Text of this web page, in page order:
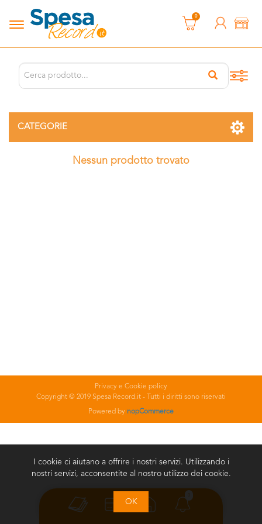
0
CATEGORIE
Nessun prodotto trovato
Privacy e Cookie policy
Copyright © 2019 Spesa Record.it - Tutti i diritti sono riservati
Powered by nopCommerce
I cookie ci aiutano a offrire i nostri servizi. Utilizzando i
nostri servizi, acconsentite al nostro utilizzo dei cookie.
OK